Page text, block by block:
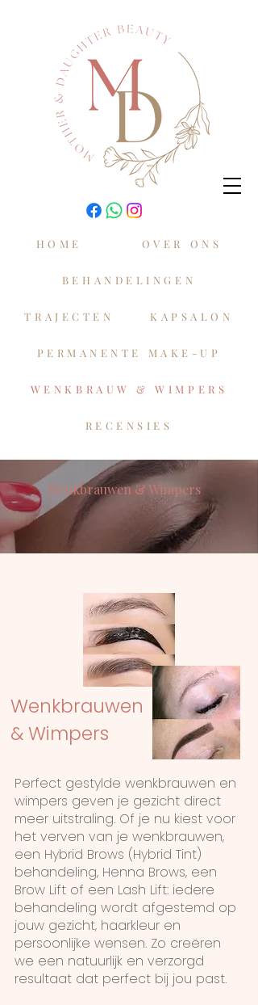
HOME OVER ONS
BEHANDELINGEN
TRAJECTEN KAPSALON
PERMANENTE MAKE-UP
WENKBRAUW & WIMPERS
RECENSIES
Wenkbrauwen & Wimpers
Wenkbrauwen
& Wimpers
Perfect gestylde wenkbrauwen en
wimpers geven je gezicht direct
meer uitstraling. Of je nu kiest voor
het verven van je wenkbrauwen,
een Hybrid Brows (Hybrid Tint)
behandeling, Henna Brows, een
Brow Lift of een Lash Lift: iedere
behandeling wordt afgestemd op
jouw gezicht, haarkleur en
persoonlijke wensen. Zo creëren
we een natuurlijk en verzorgd
resultaat dat perfect bij jou past.